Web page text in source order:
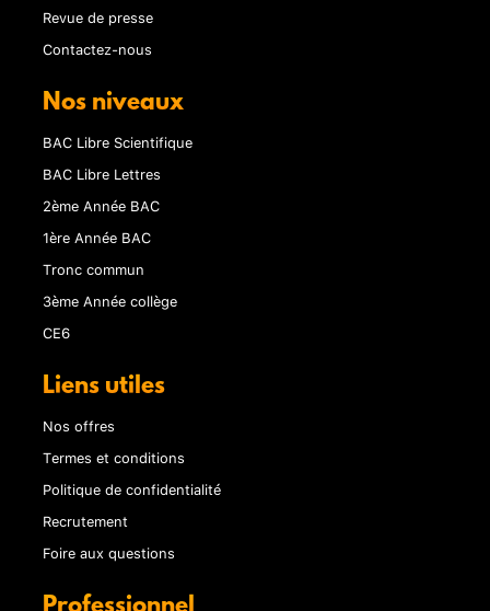
Revue de presse
Contactez-nous
Nos niveaux
BAC Libre Scientifique
BAC Libre Lettres
2ème Année BAC
1ère Année BAC
Tronc commun
3ème Année collège
CE6
Liens utiles
Nos offres
Termes et conditions
Politique de confidentialité
Recrutement
Foire aux questions